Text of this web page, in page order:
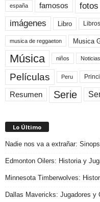
españa famosos fotos
imágenes Libro Libros
musica de reggaeton Musica
Música niños
Películas Peru
Resumen Serie
Lo Último
Nadie nos va a extrañar:
Edmonton Oilers: Historia y
Minnesota Timberwolves:
Dallas Mavericks: Jugadores y